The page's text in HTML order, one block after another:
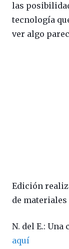
las
tecnología
ver algo
Edición
de
N. del E.:
aquí